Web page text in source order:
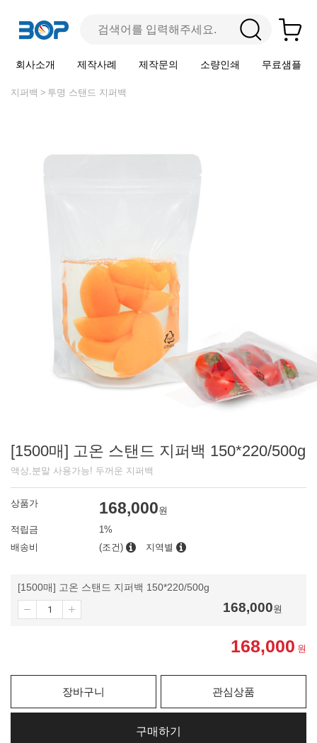
회사소개 제작사례 제작문의 소량인쇄 무료샘플
지퍼백 투명 스탠드 지퍼백
[1500매] 고온 스탠드 지퍼백 150*220/500g
액상,분말 사용가능! 두꺼운 지퍼백
상품가 168,000원
적립금
1%
배송비
(조건) 지역별
[1500매] 고온 스탠드 지퍼백 150*220/500g
168,000원
168,000 원
장바구니 관심상품
구매하기